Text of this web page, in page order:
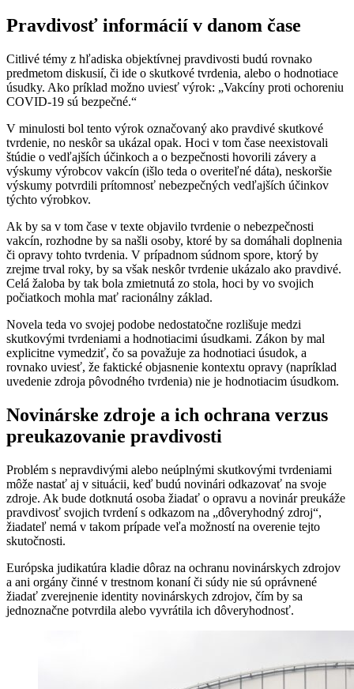
Pravdivosť informácií v danom čase
Citlivé témy z hľadiska objektívnej pravdivosti budú rovnako
predmetom diskusií, či ide o skutkové tvrdenia, alebo o hodnotiace
úsudky. Ako príklad možno uviesť výrok: „Vakcíny proti ochoreniu
COVID-19 sú bezpečné.“
V minulosti bol tento výrok označovaný ako pravdivé skutkové
tvrdenie, no neskôr sa ukázal opak. Hoci v tom čase neexistovali
štúdie o vedľajších účinkoch a o bezpečnosti hovorili závery a
výskumy výrobcov vakcín (išlo teda o overiteľné dáta), neskoršie
výskumy potvrdili prítomnosť nebezpečných vedľajších účinkov
týchto výrobkov.
Ak by sa v tom čase v texte objavilo tvrdenie o nebezpečnosti
vakcín, rozhodne by sa našli osoby, ktoré by sa domáhali doplnenia
či opravy tohto tvrdenia. V prípadnom súdnom spore, ktorý by
zrejme trval roky, by sa však neskôr tvrdenie ukázalo ako pravdivé.
Celá žaloba by tak bola zmietnutá zo stola, hoci by vo svojich
počiatkoch mohla mať racionálny základ.
Novela teda vo svojej podobe nedostatočne rozlišuje medzi
skutkovými tvrdeniami a hodnotiacimi úsudkami. Zákon by mal
explicitne vymedziť, čo sa považuje za hodnotiaci úsudok, a
rovnako uviesť, že faktické objasnenie kontextu opravy (napríklad
uvedenie zdroja pôvodného tvrdenia) nie je hodnotiacim úsudkom.
Novinárske zdroje a ich ochrana verzus
preukazovanie pravdivosti
Problém s nepravdivými alebo neúplnými skutkovými tvrdeniami
môže nastať aj v situácii, keď budú novinári odkazovať na svoje
zdroje. Ak bude dotknutá osoba žiadať o opravu a novinár preukáže
pravdivosť svojich tvrdení s odkazom na „dôveryhodný zdroj“,
žiadateľ nemá v takom prípade veľa možností na overenie tejto
skutočnosti.
Európska judikatúra kladie dôraz na ochranu novinárskych zdrojov
a ani orgány činné v trestnom konaní či súdy nie sú oprávnené
žiadať zverejnenie identity novinárskych zdrojov, čím by sa
jednoznačne potvrdila alebo vyvrátila ich dôveryhodnosť.